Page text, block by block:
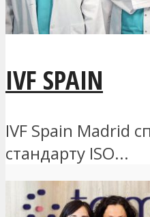
IVF SPAIN
IVF Spain Madrid
стандарту ISO...